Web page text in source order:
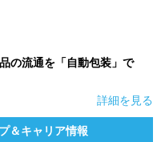
の流通を「自動包装」で
詳細を見る
＆キャリア情報